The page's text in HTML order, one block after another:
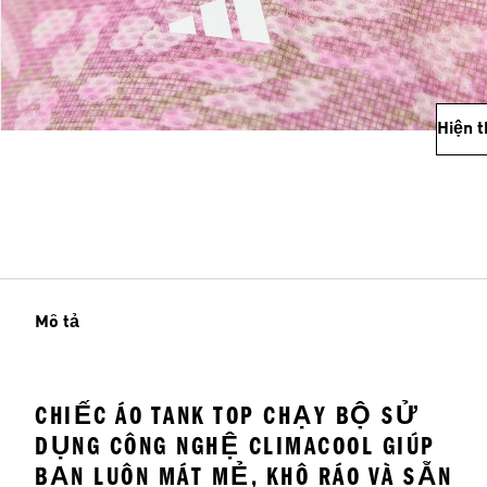
Hiện
Mô tả
CHIẾC ÁO TANK TOP CHẠY BỘ SỬ
DỤNG CÔNG NGHỆ CLIMACOOL GIÚP
BẠN LUÔN MÁT MẺ, KHÔ RÁO VÀ SẴN